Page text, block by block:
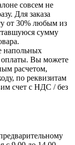
совсем не
Для заказа
от 30% любым из
сумму
напольных
Вы можете
расчетом,
по реквизитам
счет с НДС / без